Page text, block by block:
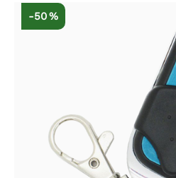
-50 %